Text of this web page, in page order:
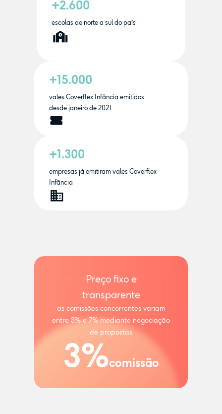
+2.600
escolas de norte a sul do país
+15.000
vales Coverflex Infância emitidos
desde janeiro de 2021
+1.300
empresas já emitiram vales Coverflex
Infância
Preço fixo e
transparente
as comissões concorrentes variam
entre 3% e 7% mediante negociação
de propostas
3%comissão